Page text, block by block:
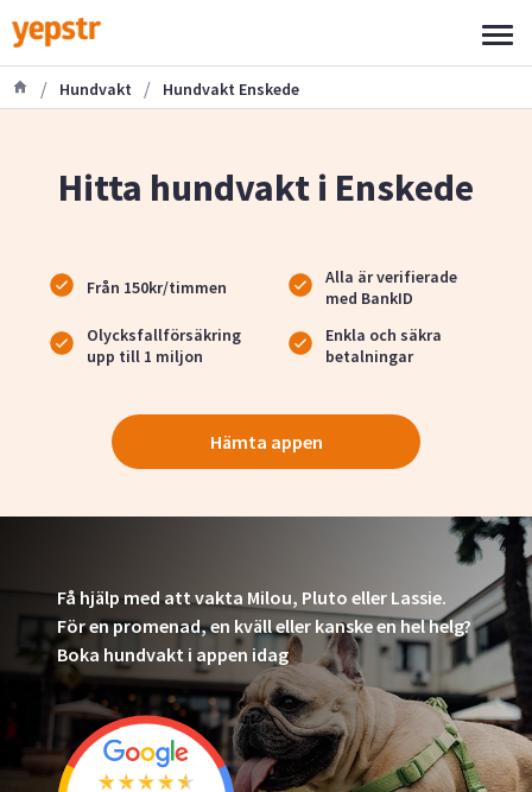
/ Hundvakt / Hundvakt Enskede
Hitta hundvakt i Enskede
Från 150kr/timmen
Alla är verifierade
med BankID
Olycksfallförsäkring
upp till 1 miljon
Enkla och säkra
betalningar
Hämta appen
Få hjälp med att vakta Milou, Pluto eller Lassie.
För en promenad, en kväll eller kanske en hel helg?
Boka hundvakt i appen idag